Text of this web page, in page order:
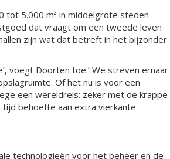
tot 5.000 m² in middelgrote steden
dat vraagt om een tweede leven
zijn wat dat betreft in het bijzonder
voegt Doorten toe.’ We streven ernaar
Of het nu is voor een
een wereldreis: zeker met de krappe
behoefte aan extra vierkante
technologieën voor het beheer en de